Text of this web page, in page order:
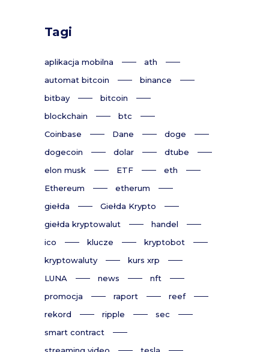
Tagi
aplikacja mobilna
ath
automat bitcoin
binance
bitbay
bitcoin
blockchain
btc
Coinbase
Dane
doge
dogecoin
dolar
dtube
elon musk
ETF
eth
Ethereum
etherum
giełda
Giełda Krypto
giełda kryptowalut
handel
ico
klucze
kryptobot
kryptowaluty
kurs xrp
LUNA
news
nft
promocja
raport
reef
rekord
ripple
sec
smart contract